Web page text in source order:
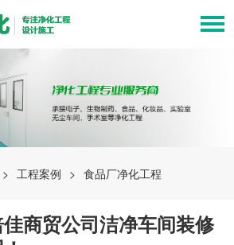
> 工程案例 > 食品厂净化工程
商贸公司洁净车间装修